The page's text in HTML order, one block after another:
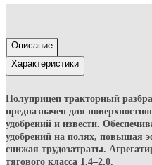
Описание
Характеристики
Полуприцеп тракторный
предназначен для
удобрений и извести.
удобрений на полях, повышая
снижая трудозатраты.